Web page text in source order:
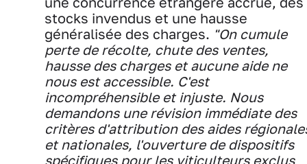
stocks invendus et une hausse
généralisée des charges. "On cumule
perte de récolte, chute des ventes,
hausse des charges et aucune aide ne
nous est accessible. C'est
incompréhensible et injuste. Nous
demandons une révision immédiate des
critères d'attribution des aides
et nationales, l'ouverture de dispositifs
spécifiques pour les viticulteurs exclus